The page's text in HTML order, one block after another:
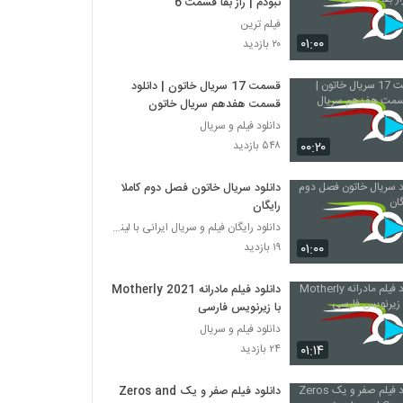
۰۱:۰۰
فیلم ترین
۲۰ بازدید
۰۰:۲۰
قسمت 17 سریال خاتون | دانلود
قسمت هفدهم سریال خاتون
دانلود فیلم و سریال
۵۴۸ بازدید
۰۱:۰۰
دانلود سریال خاتون فصل دوم کاملا
رایگان
دانلود رایگان فیلم و سریال ایرانی با لینک مستقیم
۱۹ بازدید
۰۱:۱۴
دانلود فیلم مادرانه Motherly 2021
با زیرنویس فارسی
دانلود فیلم و سریال
۲۴ بازدید
دانلود فیلم صفر و یک Zeros and